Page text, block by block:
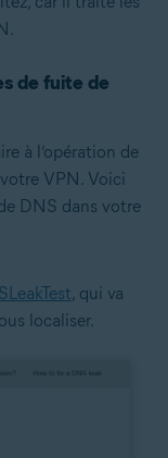
de fuite de
à l’opération de
VPN. Voici
DNS dans votre
, qui va
localiser.